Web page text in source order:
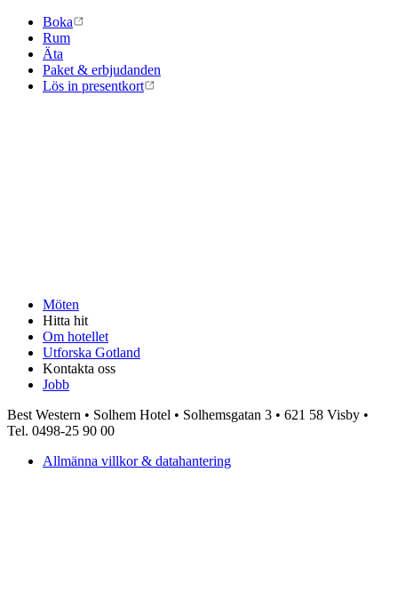
Boka
Rum
Äta
Paket & erbjudanden
Lös in presentkort
Möten
Hitta hit
Om hotellet
Utforska Gotland
Kontakta oss
Jobb
Best Western • Solhem Hotel • Solhemsgatan 3 • 621 58 Visby •
Tel. 0498-25 90 00
Allmänna villkor & datahantering